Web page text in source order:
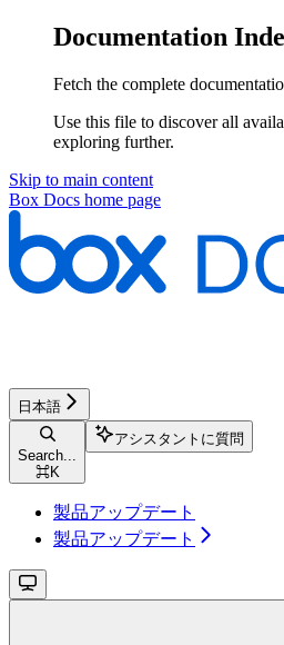
Documentation
Fetch the complete
Use this file to discover all
exploring further.
Skip to main content
Box Docs home page
日本語
Search...
⌘K
アシスタントに質問
製品アップデート
製品アップデート